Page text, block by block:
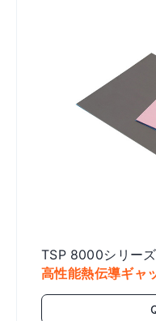
TSP 8000シリー
高性能熱伝導ギャ